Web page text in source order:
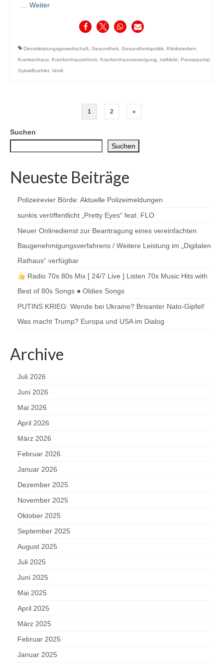
… Weiter
Dienstleistungsgewerkschaft, Gesundheit, Gesundheitspolitik, Kliniksterben,
Krankenhaus, Krankenhausreform, Krankenhausversorgung, mdklickt, Presseportal ,
SylviaBuehler, Verdi
Seitennummerierung
der
Beiträge
1 2 »
Suchen
Suchen
Neueste Beiträge
Polizeirevier Börde: Aktuelle Polizeimeldungen
sunkis veröffentlicht „Pretty Eyes“ feat. FLO
Neuer Onlinedienst zur Beantragung eines vereinfachten
Baugenehmigungsverfahrens / Weitere Leistung im „Digitalen
Rathaus“ verfügbar
Radio 70s 80s Mix [ 24/7 Live ] Listen 70s Music Hits with
Best of 80s Songs ● Oldies Songs
PUTINS KRIEG: Wende bei Ukraine? Brisanter Nato-Gipfel!
Was macht Trump? Europa und USA im Dialog
Archive
Juli 2026
Juni 2026
Mai 2026
April 2026
März 2026
Februar 2026
Januar 2026
Dezember 2025
November 2025
Oktober 2025
September 2025
August 2025
Juli 2025
Juni 2025
Mai 2025
April 2025
März 2025
Februar 2025
Januar 2025